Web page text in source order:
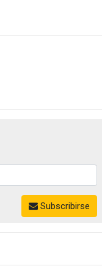
Subscribirse